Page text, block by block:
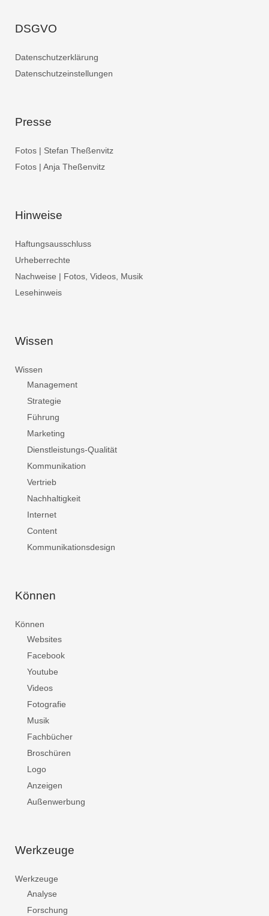
DSGVO
Datenschutzerklärung
Datenschutzeinstellungen
Presse
Fotos | Stefan Theßenvitz
Fotos | Anja Theßenvitz
Hinweise
Haftungsausschluss
Urheberrechte
Nachweise | Fotos, Videos, Musik
Lesehinweis
Wissen
Wissen
Management
Strategie
Führung
Marketing
Dienstleistungs-Qualität
Kommunikation
Vertrieb
Nachhaltigkeit
Internet
Content
Kommunikationsdesign
Können
Können
Websites
Facebook
Youtube
Videos
Fotografie
Musik
Fachbücher
Broschüren
Logo
Anzeigen
Außenwerbung
Werkzeuge
Werkzeuge
Analyse
Forschung